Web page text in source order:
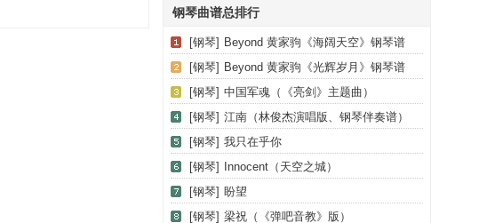
钢琴曲谱总排行
[钢琴] Beyond 黄家驹《海阔天空》钢琴谱
[钢琴] Beyond 黄家驹《光辉岁月》钢琴谱
[钢琴] 中国军魂（《亮剑》主题曲）
[钢琴] 江南（林俊杰演唱版、钢琴伴奏谱）
[钢琴] 我只在乎你
[钢琴]
Innocent（天空之城）
[钢琴] 盼望
[钢琴] 梁祝（《弹吧音教》版）